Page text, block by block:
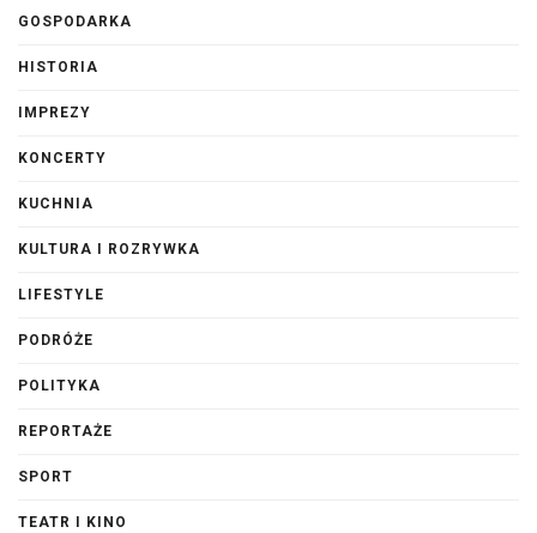
GOSPODARKA
HISTORIA
IMPREZY
KONCERTY
KUCHNIA
KULTURA I ROZRYWKA
LIFESTYLE
PODRÓŻE
POLITYKA
REPORTAŻE
SPORT
TEATR I KINO